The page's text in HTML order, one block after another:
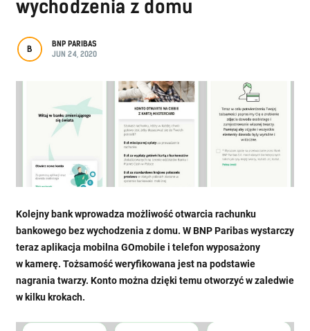
wychodzenia z domu
B
BNP PARIBAS
JUN 24, 2020
Kolejny bank wprowadza możliwość otwarcia rachunku
bankowego bez wychodzenia z domu. W BNP Paribas wystarczy
teraz aplikacja mobilna GOmobile i telefon wyposażony
w kamerę. Tożsamość weryfikowana jest na podstawie
nagrania twarzy. Konto można dzięki temu otworzyć w zaledwie
w kilku krokach.